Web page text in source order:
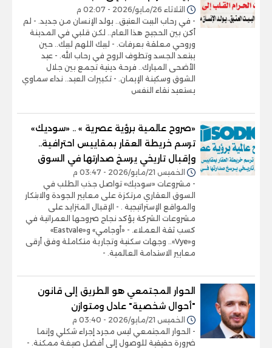
الثلاثاء 26/مايو/2026 - 02:07 م
- في رحاب البيت العتيق.. يولد الإنسان من جديد. - لم
أكن بين الحجيج هذا العام.. لكن قلبي في المدينة
وروحي معلقة بعرفات. - لبيك اللهم لبيك.. حين
يبتعد الجسد وتطوف الروح في رحاب الله. - عيد
الأضحى المبارك.. فرحة دينية تجمع بين جلال
الشوق وسكينة الإيمان. - تكبيرات العيد.. نداء سماوي
يستعيد نقاء النفس
«صروح عالمية برؤية عصرية » .. «سوديك»
ترسم خريطة العقار بمقاييس احترافية..
وإقبال تاريخي يرسخ صدارتها في السوق
الخميس 21/مايو/2026 - 03:47 م
- مشروعات «سوديك» تواصل جذب الطلب في
السوق العقاري مرتكزة على معايير الجودة والابتكار
والمواقع الإستراتيجية . - الإقبال المتزايد على
مشروعات الشركة يؤكد نجاح صروحها العمرانية في
كسب ثقة العملاء. - «أوجامي» و«Eastvale»
و«Vye».. وجهات سكنية وتجارية متكاملة وفق أرقى
معايير الاستدامة العالمية. -
الحوار المجتمعي هو الطريق إلى قانون
"أحوال شخصية" عادل ومتوازن
الخميس 21/مايو/2026 - 03:40 م
- الحوار المجتمعي ليس مجرد إجراء شكلي وإنما
ضرورة حقيقية للوصول إلى أفضل صيغة ممكنة. -